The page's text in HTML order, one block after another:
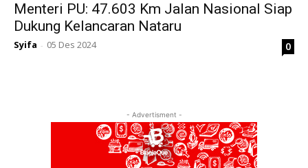
Menteri PU: 47.603 Km Jalan Nasional Siap
Dukung Kelancaran Nataru
Syifa - 05 Des 2024 0
- Advertisment -